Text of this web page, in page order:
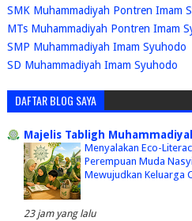
SMK Muhammadiyah Pontren Imam
MTs Muhammadiyah Pontren Imam
SMP Muhammadiyah Imam Syuhodo
SD Muhammadiyah Imam Syuhodo
DAFTAR BLOG SAYA
Majelis Tabligh
Menyalakan Eco-
Perempuan Muda
Mewujudkan Keluarga
23 jam yang lalu